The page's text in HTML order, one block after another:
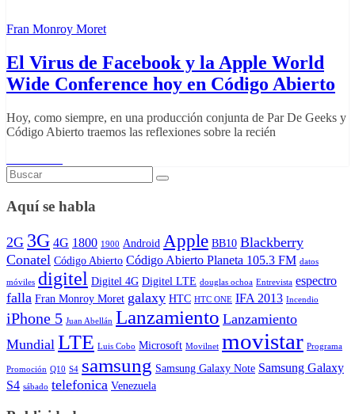
Fran Monroy Moret
El Virus de Facebook y la Apple World
Wide Conference hoy en Código Abierto
Hoy, como siempre, en una producción conjunta de Par De Geeks y
Código Abierto traemos las reflexiones sobre la recién
Aquí se habla
2G 3G 4G 1800 1900 Android Apple BB10 Blackberry
Conatel Código Abierto Código Abierto Planeta 105.3 FM datos
móviles digitel Digitel 4G Digitel LTE douglas ochoa Entrevista espectro
falla Fran Monroy Moret galaxy HTC HTC ONE IFA 2013 Incendio
iPhone 5 Juan Abellán Lanzamiento Lanzamiento
Mundial LTE Luis Cobo Microsoft Movilnet movistar Programa
Promoción Q10 S4 samsung Samsung Galaxy Note Samsung Galaxy
S4 sábado telefonica Venezuela